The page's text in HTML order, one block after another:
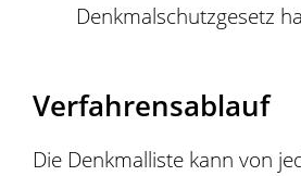
Denkmalschutzgesetz
Verfahrensablauf
Die Denkmalliste kann von